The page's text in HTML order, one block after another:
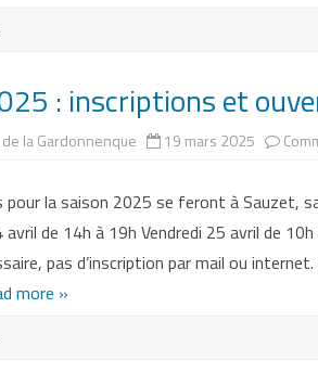
: inscriptions et
la Gardonnenque 19 mars 2025
pour la saison 2025 se feront à Sauzet,
avril de 14h à 19h Vendredi 25 avril de
pas d’inscription par mail ou
more »